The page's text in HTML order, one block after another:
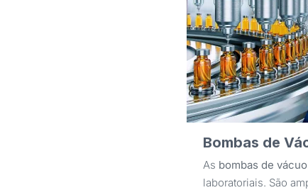
Bombas de
As bombas de
laboratoriais. São